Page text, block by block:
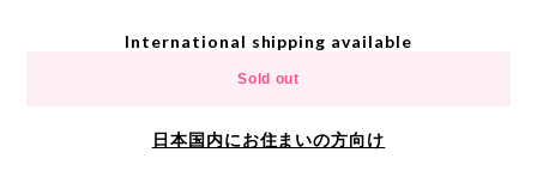
International shipping available
Sold out
日本国内にお住まいの方向け